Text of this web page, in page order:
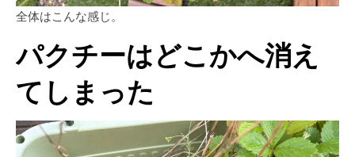
全体はこんな感じ。
パクチーはどこかへ消え
てしまった